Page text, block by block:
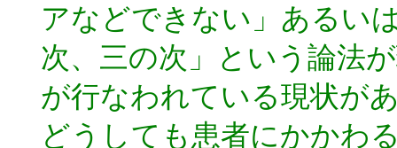
アなどできない」あるい
次、三の次」という論法
が行なわれている現状が
どうしても患者にかかわ